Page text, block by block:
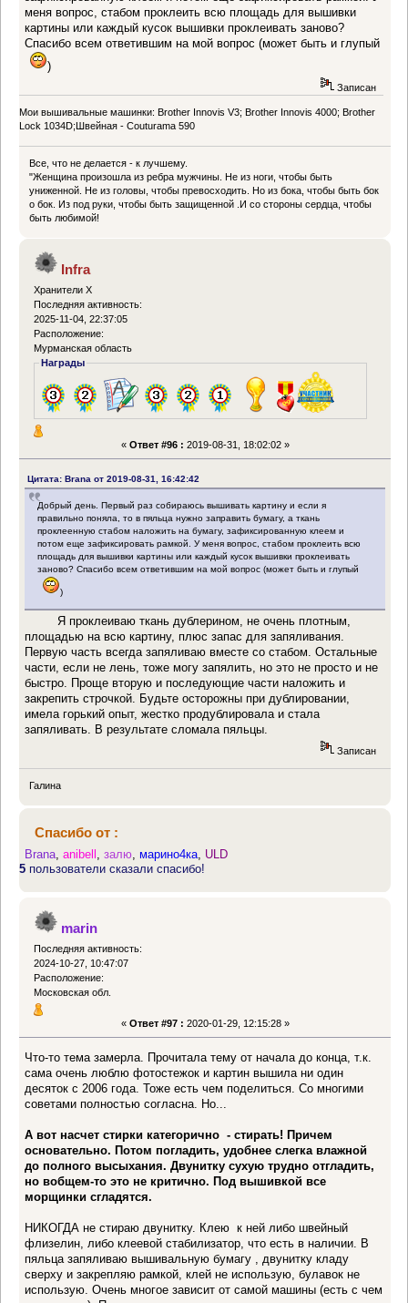
меня вопрос, стабом проклеить всю площадь для вышивки
картины или каждый кусок вышивки проклеивать заново?
Спасибо всем ответившим на мой вопрос (может быть и глупый
)
Записан
Мои вышивальные машинки: Brother Innovis V3; Brother Innovis 4000; Brother
Lock 1034D;Швейная - Couturama 590
Все, что не делается - к лучшему.
"Женщина произошла из ребра мужчины. Не из ноги, чтобы быть
униженной. Не из головы, чтобы превосходить. Но из бока, чтобы быть бок
о бок. Из под руки, чтобы быть защищенной .И со стороны сердца, чтобы
быть любимой!
Infra
Хранители Х
Последняя активность:
2025-11-04, 22:37:05
Расположение:
Мурманская область
Награды
« Ответ #96 : 2019-08-31, 18:02:02 »
Цитата: Brana от 2019-08-31, 16:42:42
Добрый день. Первый раз собираюсь вышивать картину и если я
правильно поняла, то в пяльца нужно заправить бумагу, а ткань
проклеенную стабом наложить на бумагу, зафиксированную клеем и
потом еще зафиксировать рамкой. У меня вопрос, стабом проклеить всю
площадь для вышивки картины или каждый кусок вышивки проклеивать
заново? Спасибо всем ответившим на мой вопрос (может быть и глупый
)
Я проклеиваю ткань дублерином, не очень плотным,
площадью на всю картину, плюс запас для запяливания.
Первую часть всегда запяливаю вместе со стабом. Остальные
части, если не лень, тоже могу запялить, но это не просто и не
быстро. Проще вторую и последующие части наложить и
закрепить строчкой. Будьте осторожны при дублировании,
имела горький опыт, жестко продублировала и стала
запяливать. В результате сломала пяльцы.
Записан
Галина
Спасибо от :
Brana,anibell ,залю, марино4ка, ULD
5 пользователи сказали спасибо!
marin
Последняя активность:
2024-10-27, 10:47:07
Расположение:
Московская обл.
« Ответ #97 : 2020-01-29, 12:15:28 »
Что-то тема замерла. Прочитала тему от начала до конца, т.к.
сама очень люблю фотостежок и картин вышила ни один
десяток с 2006 года. Тоже есть чем поделиться. Со многими
советами полностью согласна. Но...
А вот насчет стирки категорично - стирать! Причем
основательно. Потом погладить, удобнее слегка влажной
до полного высыхания. Двунитку сухую трудно отгладить,
но вобщем-то это не критично. Под вышивкой все
морщинки сгладятся.
НИКОГДА не стираю двунитку. Клею к ней либо швейный
флизелин, либо клеевой стабилизатор, что есть в наличии. В
пяльца запяливаю вышивальную бумагу , двунитку кладу
сверху и закрепляю рамкой, клей не использую, булавок не
использую. Очень многое зависит от самой машины (есть с чем